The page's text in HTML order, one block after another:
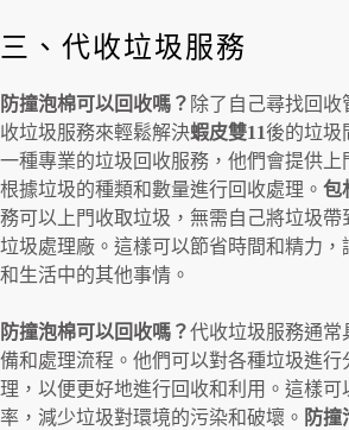
三、代收垃圾服務
防撞泡棉可以回收嗎？ 除了自己尋找回
收垃圾服務來輕鬆解決蝦皮雙11後的垃圾
一種專業的垃圾回收服務，他們會提供上
根據垃圾的種類和數量進行回收處理。 包
務可以上門收取垃圾，無需自己將垃圾帶
垃圾處理廠。這樣可以節省時間和精力
和生活中的其他事情。
防撞泡棉可以回收嗎？代收垃圾服務通常
備和處理流程。他們可以對各種垃圾進行
理，以便更好地進行回收和利用。這樣可
率，減少垃圾對環境的污染和破壞。 防撞